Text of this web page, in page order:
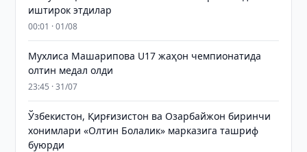
иштирок этдилар
00:01 · 01/08
Мухлиса Машарипова U17 жаҳон чемпионатида
олтин медал олди
23:45 · 31/07
Ўзбекистон, Қирғизистон ва Озарбайжон биринчи
хонимлари «Олтин Болалик» марказига ташриф
буюрди